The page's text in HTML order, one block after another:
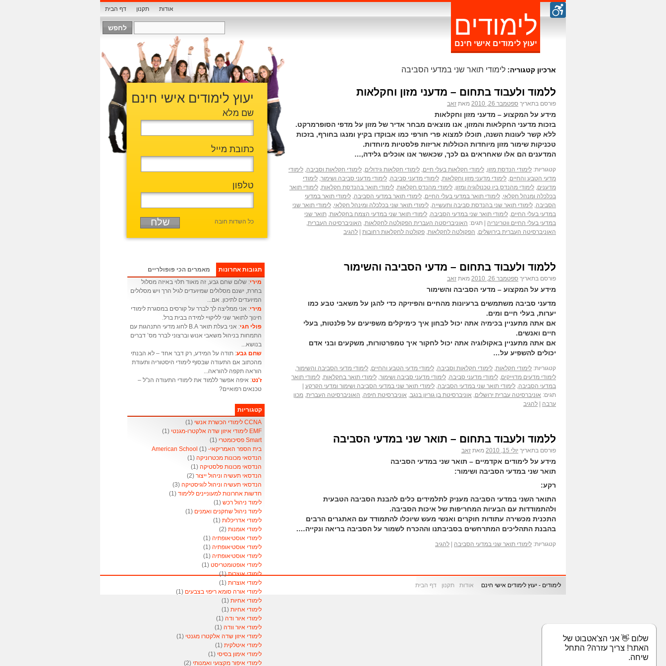
לימודים
יעוץ לימודים אישי חינם
אודות תקנון דף הבית
ארכיון קטגוריה: לימודי תואר שני במדעי הסביבה
ללמוד ולעבוד בתחום – מדעני מזון וחקלאות
פורסם בתאריך ספטמבר 26, 2010 מאת זאב
מידע על המקצוע – מדעני מזון וחקלאות
בזכות מדעני החקלאות והמזון, אנו מוצאים מבחר אדיר של מזון על מדפי הסופרמרקט.
ללא קשר לעונות השנה, תוכלו למצוא פרי חורפי כמו אבוקדו בקיץ ומנגו בחורף, בזכות
טכניקות שימור מזון מיוחדות הכוללות אריזות פלסטיות מיוחדות.
המדענים הם אלו שאחראים גם לכך, שכאשר אנו אוכלים גלידה,…
קטגוריות: לימודי הנדסת מזון, לימודי חקלאות בעלי חיים, לימודי חקלאות גידולים, לימודי חקלאות וסביבה, לימודי
מדעי הטבע והחיים, לימודי מדעני מזון וחקלאות, לימודי מדעני סביבה, לימודי מדעני סביבה ושימור, לימודי
מדענים, לימודי מהנדס ביו טכנולוגיה ומזון, לימודי מהנדס חקלאות, לימודי תואר בהנדסת חקלאות, לימודי תואר
בכלכלה ומנהל חקלאי, לימודי תואר במדעי בעלי החיים, לימודי תואר במדעי הסביבה, לימודי תואר במדעי
הסביבה, לימודי תואר שני בהנדסת סביבה ותעשייה, לימודי תואר שני בכלכלה ומינהל חקלאי, לימודי תואר שני
במדעי בעלי החיים, לימודי תואר שני במדעי הסביבה, לימודי תואר שני במדעי הצמח בחקלאות, תואר שני
במדעי בעלי החיים ווטרינריה
תגים: האוניבריסטה העברית הפקולטה לחקלאות, האוניברסיטה העברית,
האוניברסיטה העברית בירושלים, הפקולטה לחקלאות, פקולטה לחקלאות רחובות להגיב
ללמוד ולעבוד בתחום – מדעי הסביבה והשימור
פורסם בתאריך ספטמבר 26, 2010 מאת זאב
מידע על המקצוע – מדעי הסביבה והשימור
מדעני סביבה משתמשים ברעיונות מהחיים והפיזיקה כדי להגן על משאבי טבע כמו
יערות, בעלי חיים ומים.
אם אתה מתעניין בכימיה אתה יכול לבחון איך כימיקלים משפיעים על פלנטות, בעלי
חיים ואנשים.
אם אתה מתעניין באקולוגיה אתה יכול לחקור איך טמפרטורות, משקעים ובני אדם
יכולים להשפיע על…
קטגוריות: לימודי חקלאות, לימודי חקלאות וסביבה, לימודי מדעי הטבע והחיים, לימודי מדעי הסביבה והשימור,
לימודי מדעים מדוייקים, לימודי מדעני סביבה, לימודי מדעני סביבה ושימור, לימודי תואר בחקלאות, לימודי תואר
במדעי הסביבה, לימודי תואר שני במדעי הסביבה, לימודי תואר שני במדעי הסביבה ושימור ומדעי הקרקע
תגים: אוניברסיטה עברית ירושלים, אוניברסיטת בן גוריון בנגב, אוניברסיטת חיפה, האוניברסיטה העברית, מכון
ערבה
להגיב
ללמוד ולעבוד בתחום – תואר שני במדעי הסביבה
פורסם בתאריך יולי 15, 2010 מאת זאב
מידע על לימודים אקדמיים – תואר שני במדעי הסביבה
תואר שני במדעי הסביבה ושימור:
רקע:
התואר השני במדעי הסביבה מעניק לתלמידים כלים להבנת הסביבה הטבעית
ולהתמודדות עם הבעיות המחריפות של איכות הסביבה.
התכנית מכשירה עתודות חוקרים ואנשי מעש שיוכלו להתמודד עם האתגרים הרבים
בהבנת התהליכים המתרחשים בסביבתנו וההכרח לשמור על הסביבה בריאה ונקייה….
קטגוריות: לימודי תואר שני במדעי הסביבה להגיב
יעוץ לימודים אישי חינם
שם מלא
כתובת מייל
טלפון
כל השדות חובה
תגובות אחרונות
מאמרים הכי פופולריים
מירי: שלום שחם גבע, זה מאוד תלוי באיזה מסלול
בחרת, ישנם מסלולים שמיועדים לגיל הרך ויש מסלולים
המיועדים לתיכון. אם...
מירי: אני ממליצה לך לברר על קורסים במסגרת לימודי
חינוך לתואר שני לליקויי למידה בבית ברל.
פולי חגי
: אני בעלת תואר B.A לחוג מדעי התנהגות עם
התמחות בניהול משאבי אנוש וברצוני לברר מס’ דברים
בנושא...
שחם גבע: תודה על המידע, רק דבר אחד – לא הבנתי
מהכתוב אם התעודה שבסוף לימודי היסטוריה ותעודת
הוראה תקפה להוראה...
ז'נט: איפה אפשר ללמוד את לימודי התעודה הנ"ל –
טכנאים רפואיים?
קטגוריות
CCNA לימודי הכשרת אנשי
(1)
EMF לימודי איזון שדה אלקטרו-מגנטי
(1)
Smart פסיכומטרי
(1)
בית הספר האמריקאי- American School (1)
הנדסאי מכונות מכטרוניקה (1)
הנדסאי מכונות פלסטיקה (1)
הנדסאי תעשיה וניהול ייצור (2)
הנדסאי תעשיה וניהול לוגיסטיקה (3)
חדשות אחרונות למעוניינים ללימוד (1)
לימוד ניהול רכש (1)
לימוד ניהול שחקנים ואמנים (1)
לימודי אדריכלות (1)
לימודי אומנות (2)
לימודי אוסטיאופתיה (1)
לימודי אוסטיאופתיה (1)
לימודי אוסטיאופתיה (1)
לימודי אופטומטריסט (1)
לימודי אוצרות(1)
לימודי אוצרות (1)
לימודי אורה סומא ריפוי בצבעים (1)
לימודי אחיות (1)
לימודי אחיות (1)
לימודי איור ודה (1)
לימודי איור וודה (1)
לימודי איזון שדה אלקטרו מגנטי (1)
לימודי איטלקית (1)
לימודי אימון בסיסי (1)
לימודי איפור מקצועי ואמנותי (2)
לימודים - יעוץ לימודים אישי חינם אודות תקנון דף הבית
שלום 👋 אני הצ'אטבוט של
האתר! צריך עזרה? התחל
שיחה.